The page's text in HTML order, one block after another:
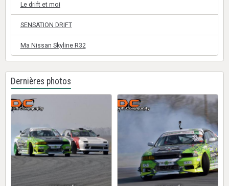
Le drift et moi
SENSATION DRIFT
Ma Nissan Skyline R32
Dernières photos